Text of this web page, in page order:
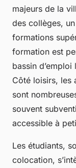
majeurs de la
des collèges,
formations
formation est
bassin
Côté loisirs, les
sont
souvent
accessible à
Les étudiants,
colocation,